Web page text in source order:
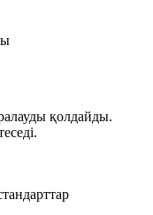
қолдайды.